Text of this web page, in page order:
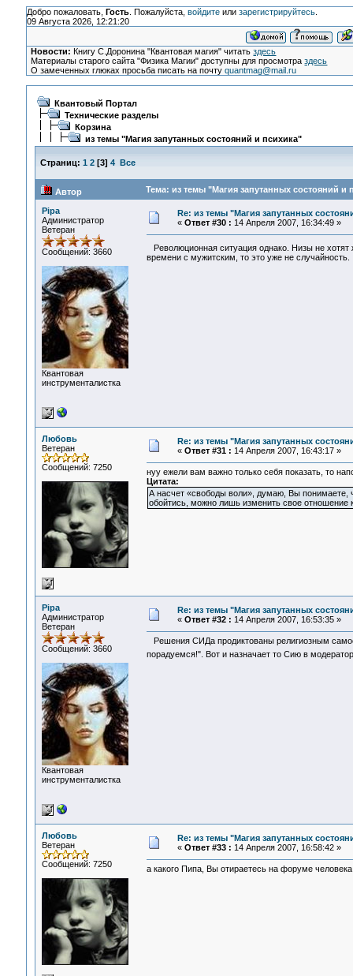
Добро пожаловать, Гость. Пожалуйста, войдитеили зарегистрируйтесь.
09 Августа 2026, 12:21:20
Новости: Книгу С.Доронина "Квантовая магия" читатьздесь
Материалы старого сайта "Физика Магии" доступны для просмотраздесь
О замеченных глюках просьба писать на почтуquantmag@mail.ru
Квантовый Портал
Технические разделы
Корзина
из темы "Магия запутанных состояний и психика"
Страниц: 1 2[3] 4 Все
Автор Тема: из темы "Магия запутанных состояний и
Pipa
Администратор
Ветеран
Сообщений: 3660
Квантовая
инструменталистка
Re: из темы "Магия запутанных
« Ответ #30 : 14 Апреля 2007, 16:34:49 »
Революционная ситуация однако. Низы не
времени с мужитским, то это уже не случайность.
Любовь
Ветеран
Сообщений: 7250
Re: из темы "Магия запутанных
« Ответ #31 : 14 Апреля 2007, 16:43:17 »
нуу ежели вам важно только себя показать, то
Цитата:
А насчет «свободы воли», думаю, Вы понимаете,
обойтись, можно лишь изменить свое отношение
Pipa
Администратор
Ветеран
Сообщений: 3660
Квантовая
инструменталистка
Re: из темы "Магия запутанных
« Ответ #32 : 14 Апреля 2007, 16:53:35 »
Решения СИДа продиктованы религиозным
порадуемся!". Вот и назначает то Сию в
Любовь
Ветеран
Сообщений: 7250
Re: из темы "Магия запутанных
« Ответ #33 : 14 Апреля 2007, 16:58:42 »
а какого Пипа, Вы отираетесь на форуме